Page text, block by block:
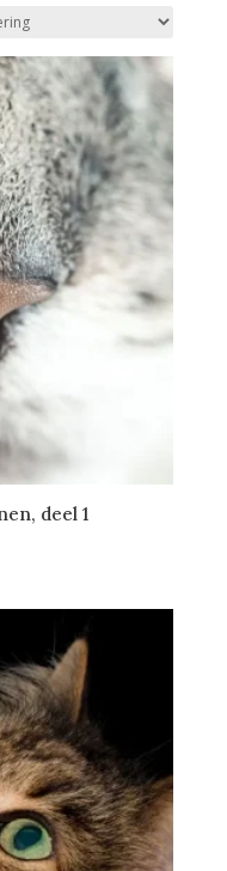
deel 1